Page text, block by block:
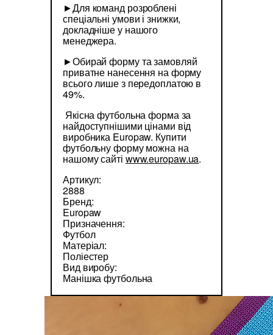
►Для команд розроблені
спеціальні умови і знижки,
докладніше у нашого
менеджера.
►Обирай форму та замовляй
приватне нанесення на форму
всього лише з передоплатою в
49%.
Якісна футбольна форма за
найдоступнішими цінами від
виробника Europaw. Купити
футбольну форму можна на
нашому сайті www.europaw.ua.
Артикул:
2888
Бренд:
Europaw
Призначення:
Футбол
Матеріал:
Поліестер
Вид виробу:
Манішка футбольна